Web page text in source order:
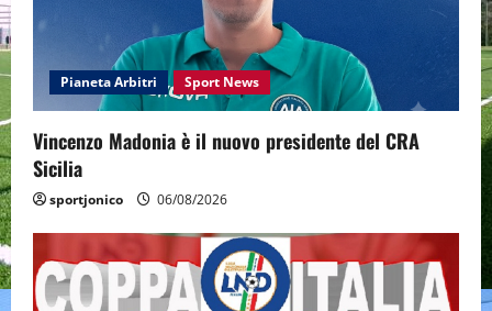
Pianeta Arbitri Sport News
Vincenzo Madonia è il nuovo presidente del CRA
Sicilia
sportjonico 06/08/2026